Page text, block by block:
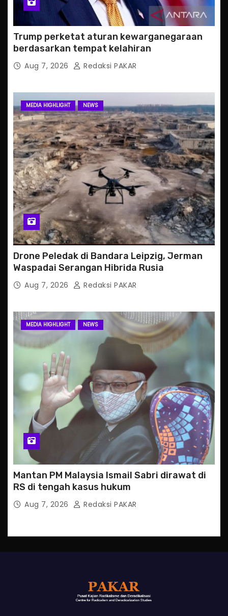
Trump perketat aturan kewarganegaraan
berdasarkan tempat kelahiran
Aug 7, 2026 Redaksi PAKAR
MEDIA HIGHLIGHT NEWS
Drone Peledak di Bandara Leipzig, Jerman
Waspadai Serangan Hibrida Rusia
Aug 7, 2026 Redaksi PAKAR
MEDIA HIGHLIGHT NEWS
Mantan PM Malaysia Ismail Sabri dirawat di
RS di tengah kasus hukum
Aug 7, 2026 Redaksi PAKAR